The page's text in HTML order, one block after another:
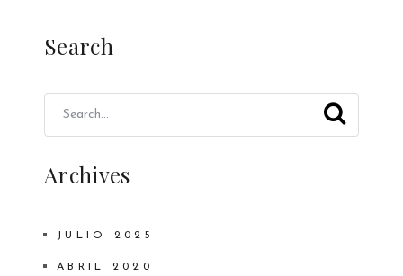
Search
Archives
JULIO 2025
ABRIL 2020